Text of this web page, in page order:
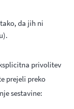
da jih ni
privolitev
prejeli preko
sestavine: